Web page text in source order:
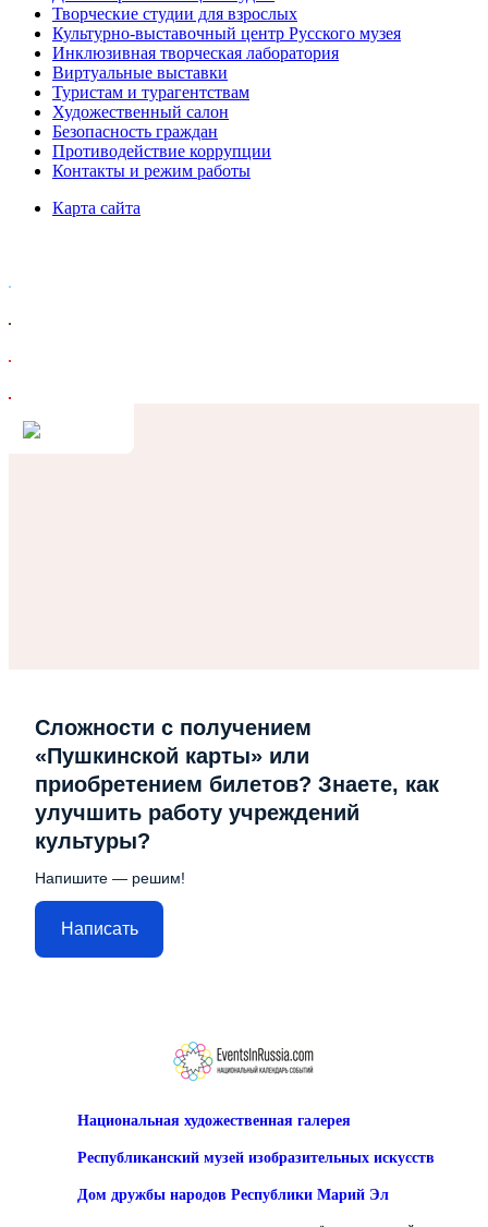
Творческие студии для взрослых
Культурно-выставочный центр Русского музея
Инклюзивная творческая лаборатория
Виртуальные выставки
Туристам и турагентствам
Художественный салон
Безопасность граждан
Противодействие коррупции
Контакты и режим работы
Карта сайта
Сложности с получением
«Пушкинской карты» или
приобретением билетов? Знаете, как
улучшить работу учреждений
культуры?
Напишите — решим!
Написать
Национальная художественная галерея
Республиканский музей изобразительных искусств
Дом дружбы народов Республики Марий Эл